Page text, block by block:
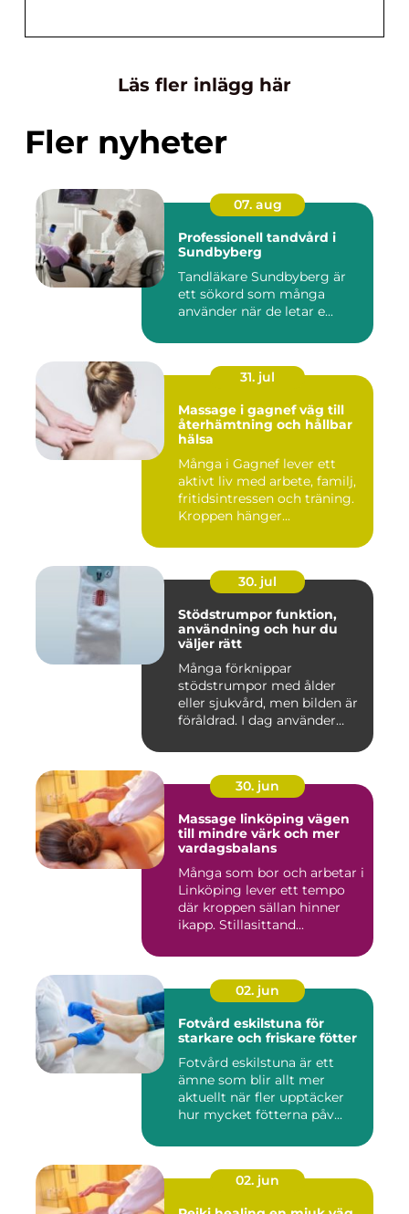
Läs fler inlägg här
Fler nyheter
07. aug
Professionell tandvård i
Sundbyberg
Tandläkare Sundbyberg är
ett sökord som många
använder när de letar e...
31. jul
Massage i gagnef väg till
återhämtning och hållbar
hälsa
Många i Gagnef lever ett
aktivt liv med arbete, familj,
fritidsintressen och träning.
Kroppen hänger...
30. jul
Stödstrumpor funktion,
användning och hur du
väljer rätt
Många förknippar
stödstrumpor med ålder
eller sjukvård, men bilden är
föråldrad. I dag använder
30. jun
Massage linköping vägen
till mindre värk och mer
vardagsbalans
Många som bor och arbetar i
Linköping lever ett tempo
där kroppen sällan hinner
ikapp. Stillasittand...
02. jun
Fotvård eskilstuna för
starkare och friskare fötter
Fotvård eskilstuna är ett
ämne som blir allt mer
aktuellt när fler upptäcker
hur mycket fötterna påv...
02. jun